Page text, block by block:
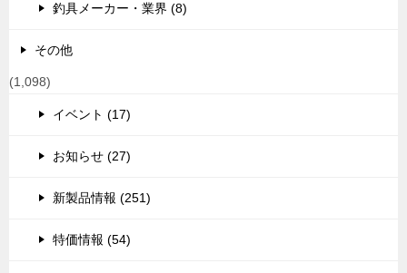
釣具メーカー・業界 (8)
その他
(1,098)
イベント (17)
お知らせ (27)
新製品情報 (251)
特価情報 (54)